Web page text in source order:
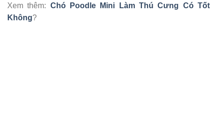
Xem thêm: Chó Poodle Mini Làm Thú Cưng Có Tốt
Không?